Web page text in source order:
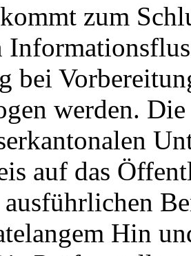
zum
bei
werden.
auf das
Hin